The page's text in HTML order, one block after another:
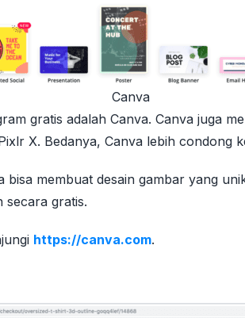
Canva
gratis adalah Canva. Canva juga
X. Bedanya, Canva lebih condong
bisa membuat desain gambar yang
secara gratis.
https://canva.com.